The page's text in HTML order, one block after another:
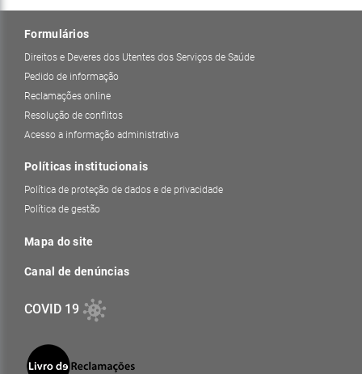
Formulários
Direitos e Deveres dos Utentes dos Serviços de Saúde
Pedido de informação
Reclamações online
Resolução de conflitos
Acesso a informação administrativa
Políticas institucionais
Política de proteção de dados e de privacidade
Política de gestão
Mapa do site
Canal de denúncias
COVID 19